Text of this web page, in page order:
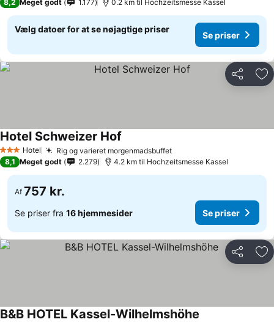
8,2 Meget godt 1.177 0.2 km til Hochzeitsmesse Kassel
Vælg datoer for at se nøjagtige priser
Se priser
Del
3 StjernerHotel Rig og varieret morgenmadsbuffet
Hotel Schweizer Hof
8,1 Meget godt 2.279 4.2 km til Hochzeitsmesse Kassel
Af 757 kr.
Se priser fra 16 hjemmesider Se priser
Del
B&B HOTEL Kassel-Wilhelmshöhe